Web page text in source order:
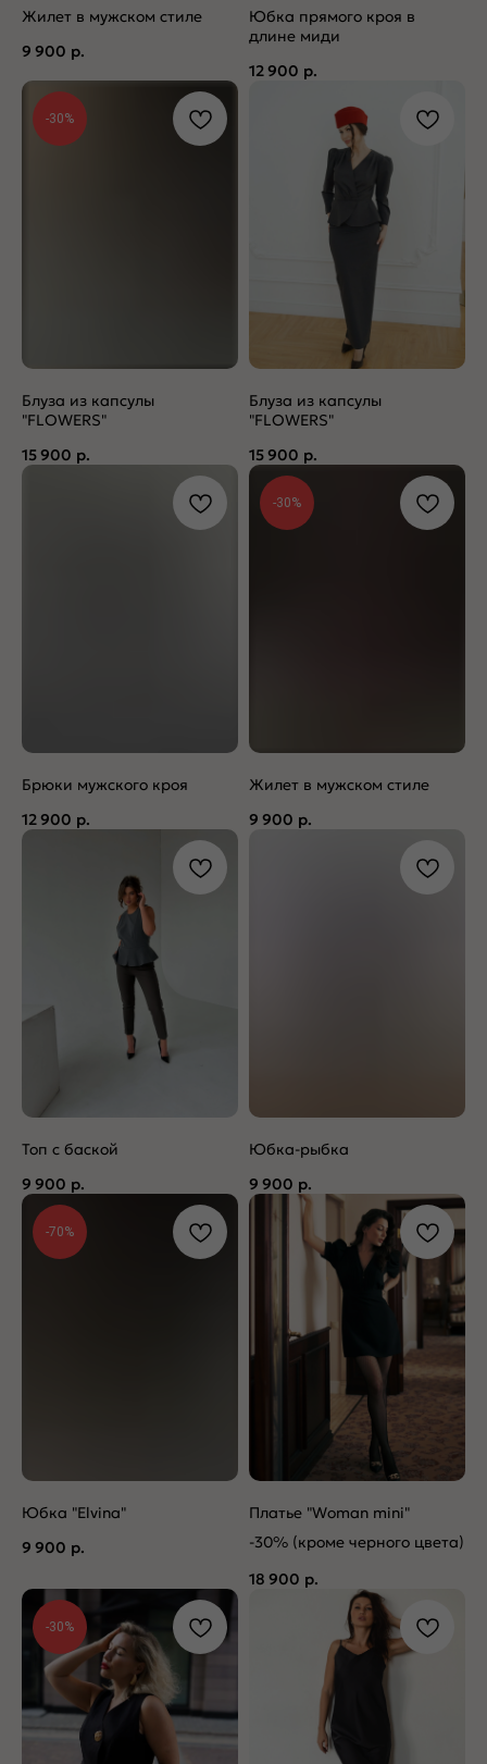
Жилет в мужском стиле
9 900 р.
Юбка прямого кроя в
длине миди
12 900 р.
-30%
Блуза из капсулы
"FLOWERS"
15 900 р.
Блуза из капсулы
"FLOWERS"
15 900 р.
Брюки мужского кроя
12 900 р.
-30%
Жилет в мужском стиле
9 900 р.
Топ с баской
9 900 р.
Юбка-рыбка
9 900 р.
-70%
Юбка "Elvina"
9 900 р.
Платье "Woman mini"
-30% (кроме черного цвета)
18 900 р.
-30%